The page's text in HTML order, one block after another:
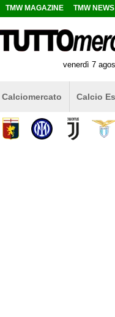
TMW MAGAZINE TMW NEWS
venerdì 7
Calciomercato Calcio